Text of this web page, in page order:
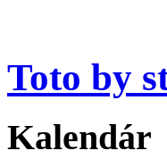
Toto by
Kalendár